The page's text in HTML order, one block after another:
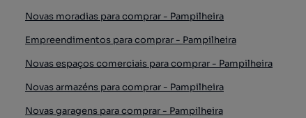
Novas moradias para comprar - Pampilheira
Empreendimentos para comprar - Pampilheira
Novas espaços comerciais para comprar - Pampilheira
Novas armazéns para comprar - Pampilheira
Novas garagens para comprar - Pampilheira